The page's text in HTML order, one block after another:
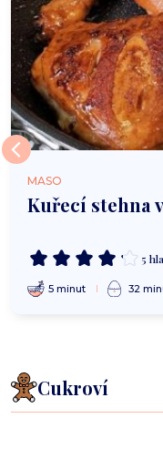
MASO
Kuřecí stehna
5
5 minut 32
Cukroví